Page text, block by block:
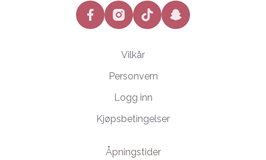
facebookinstagramtiktok snapchat
Vilkår
Personvern
Logg inn
Kjøpsbetingelser
Åpningstider